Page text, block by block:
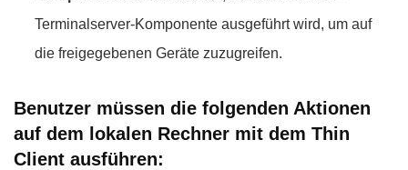
Terminalserver-Komponente ausgeführt wird, um auf
die freigegebenen Geräte zuzugreifen.
Benutzer müssen die folgenden Aktionen
auf dem lokalen Rechner mit dem Thin
Client ausführen: